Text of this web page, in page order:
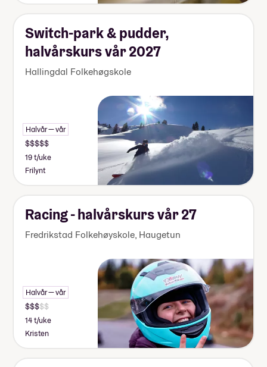
Switch-park & pudder,
halvårskurs vår 2027
Hallingdal Folkehøgskole
Halvår — vår
19 t/uke
Frilynt
Racing - halvårskurs vår 27
Fredrikstad Folkehøyskole, Haugetun
Halvår — vår
14 t/uke
Kristen